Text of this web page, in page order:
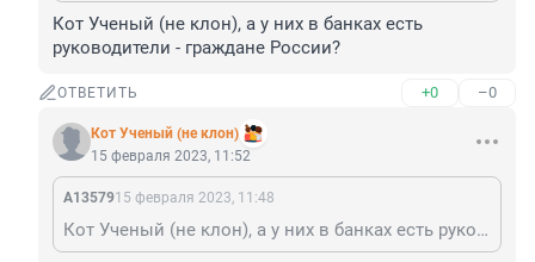
Кот Ученый (не клон), а у них в банках есть
руководители - граждане России?
ОТВЕТИТЬ +0 –0
Кот Ученый (не клон)
15 февраля 2023, 11:52
А1357915 февраля 2023, 11:48
Кот Ученый (не клон), а у них в банках есть руководители - граждане России?